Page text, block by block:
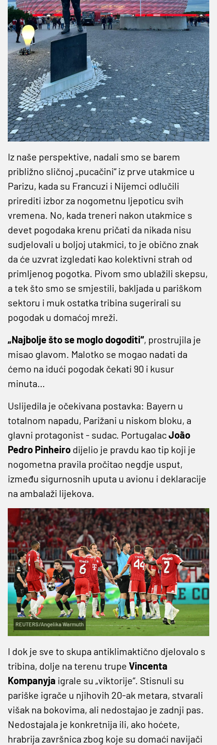
Iz naše perspektive, nadali smo se barem
približno sličnoj „pucačini“ iz prve utakmice u
Parizu, kada su Francuzi i Nijemci odlučili
prirediti izbor za nogometnu ljepoticu svih
vremena. No, kada treneri nakon utakmice s
devet pogodaka krenu pričati da nikada nisu
sudjelovali u boljoj utakmici, to je obično znak
da će uzvrat izgledati kao kolektivni strah od
primljenog pogotka. Pivom smo ublažili skepsu,
a tek što smo se smjestili, bakljada u pariškom
sektoru i muk ostatka tribina sugerirali su
pogodak u domaćoj mreži.
„Najbolje što se moglo dogoditi“, prostrujila je
misao glavom. Malotko se mogao nadati da
ćemo na idući pogodak čekati 90 i kusur
minuta…
Uslijedila je očekivana postavka: Bayern u
totalnom napadu, Parižani u niskom bloku, a
glavni protagonist - sudac. PortugalacJoão
Pedro Pinheiro dijelio je pravdu kao tip koji je
nogometna pravila pročitao negdje usput,
između sigurnosnih uputa u avionu i deklaracije
na ambalaži lijekova.
REUTERS/Angelika Warmuth
I dok je sve to skupa antiklimaktično djelovalo s
tribina, dolje na terenu trupe Vincenta
Kompanyja igrale su „viktorije“. Stisnuli su
pariške igrače u njihovih 20-ak metara, stvarali
višak na bokovima, ali nedostajao je zadnji pas.
Nedostajala je konkretnija ili, ako hoćete,
hrabrija završnica zbog koje su domaći navijači